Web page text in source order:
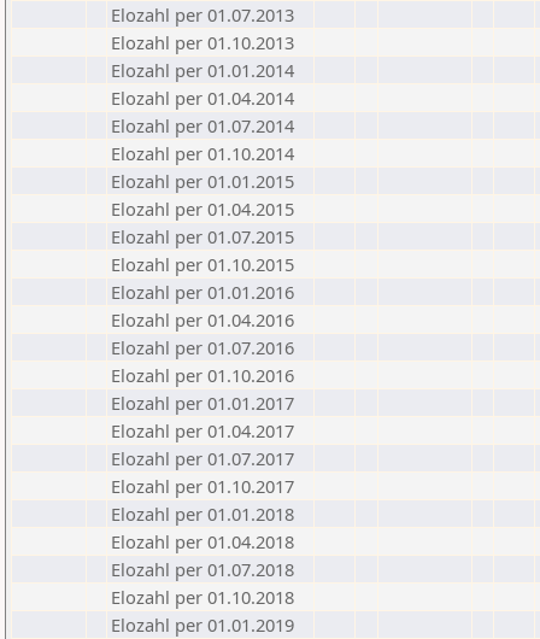
Elozahl per 01.07.2013
Elozahl per 01.10.2013
Elozahl per 01.01.2014
Elozahl per 01.04.2014
Elozahl per 01.07.2014
Elozahl per 01.10.2014
Elozahl per 01.01.2015
Elozahl per 01.04.2015
Elozahl per 01.07.2015
Elozahl per 01.10.2015
Elozahl per 01.01.2016
Elozahl per 01.04.2016
Elozahl per 01.07.2016
Elozahl per 01.10.2016
Elozahl per 01.01.2017
Elozahl per 01.04.2017
Elozahl per 01.07.2017
Elozahl per 01.10.2017
Elozahl per 01.01.2018
Elozahl per 01.04.2018
Elozahl per 01.07.2018
Elozahl per 01.10.2018
Elozahl per 01.01.2019